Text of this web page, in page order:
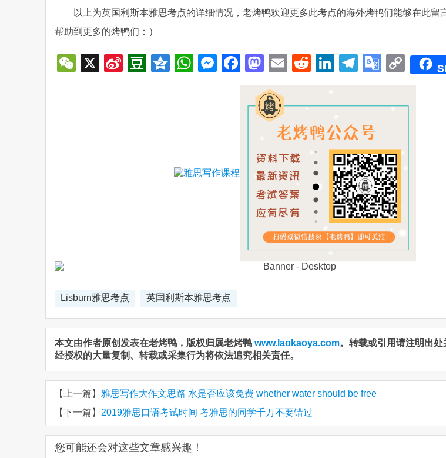
以上为英国利斯本雅思考点的详细情况，老烤鸭欢迎更多此考点的海外烤鸭们能够在此留
帮助到更多的烤鸭们：）
WeChat
X
SinaDouban
QzoneWhatsApp
Messenger
Facebook
Mastodon
EmailRedditLinkedIn
Telegram
Google
Lisburn雅思考点 英国利斯本雅思考点
本文由作者原创发表在老烤鸭，版权归属老烤鸭 www.laokaoya.com。转载或引用请注明出
经授权的大量复制、转载或采集行为将依法追究相关责任。
【上一篇】 雅思写作大作文思路 水是否应该免费 whether water should be free
【下一篇】 2019雅思口语考试时间 考雅思的同学千万不要错过
您可能还会对这些文章感兴趣！